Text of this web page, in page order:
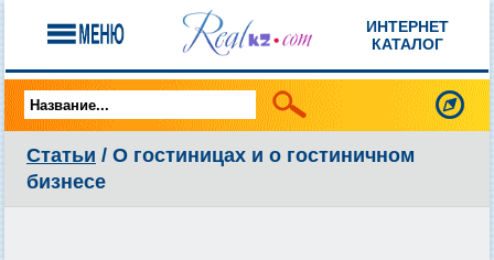
ИНТЕРНЕТ
КАТАЛОГ
Статьи / О гостиницах и о гостиничном
бизнесе